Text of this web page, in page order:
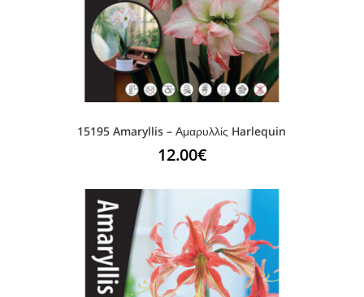
15195 Amaryllis – Αμαρυλλίς Harlequin
12.00€